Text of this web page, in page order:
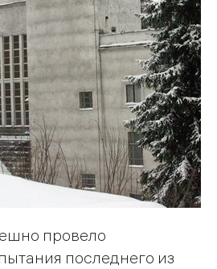
провело
последнего из